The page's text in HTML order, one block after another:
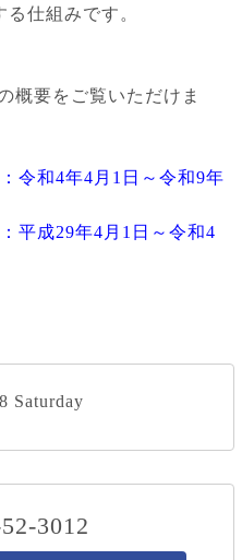
仕組みです。
概要をご覧いただけま
令和4年4月1日～令和9年
平成29年4月1日～令和4
Saturday
3012